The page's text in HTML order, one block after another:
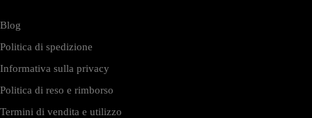
Blog
Politica di spedizione
Informativa sulla privacy
Politica di reso e rimborso
Termini di vendita e utilizzo